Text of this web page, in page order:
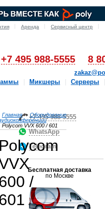
Аренда Сервисный центр
+7 495 988-5555 8
Микшеры
Серверы
+7-495-988-5555
WhatsApp
Telegram
Бесплатная доставка
по Москве
Главная
Оборудование
Polycom VVX 600 / 601
Polycom
/